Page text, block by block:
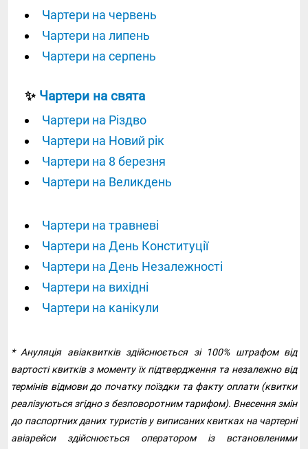
Чартери на червень
Чартери на липень
Чартери на серпень
✨ Чартери на свята
Чартери на Різдво
Чартери на Новий рік
Чартери на 8 березня
Чартери на Великдень
Чартери на травневі
Чартери на День Конституції
Чартери на День Незалежності
Чартери на вихідні
Чартери на канікули
* Ануляція авіаквитків здійснюється зі 100% штрафом від
вартості квитків з моменту їх підтвердження та незалежно від
термінів відмови до початку поїздки та факту оплати (квитки
реалізуються згідно з безповоротним тарифом). Внесення змін
до паспортних даних туристів у виписаних квитках на чартерні
авіарейси здійснюється оператором із встановленими